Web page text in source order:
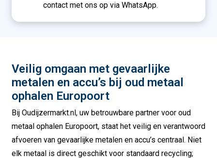
contact met ons op via WhatsApp.
Veilig omgaan met gevaarlijke
metalen en accu’s bij oud metaal
ophalen Europoort
Bij Oudijzermarkt.nl, uw betrouwbare partner voor oud
metaal ophalen Europoort, staat het veilig en verantwoord
afvoeren van gevaarlijke metalen en accu’s centraal. Niet
elk metaal is direct geschikt voor standaard recycling;